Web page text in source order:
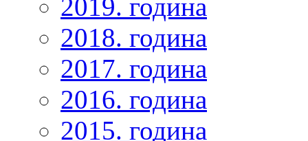
2019. година
2018. година
2017. година
2016. година
2015. година